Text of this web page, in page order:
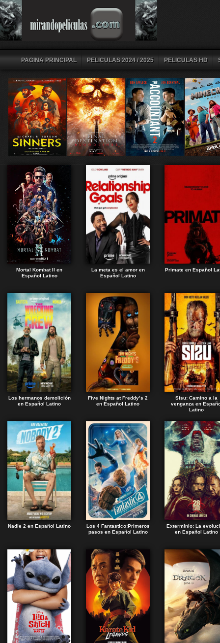
PAGINA PRINCIPAL PELICULAS 2024 / 2025 PELICULAS HD
Mortal Kombat II en
Español Latino
La meta es el amor en
Español Latino
Primate en Español
Los hermanos demolición
en Español Latino
Five Nights at Freddy’s 2
en Español Latino
Sisu: Camino a la
venganza en
Latino
Nadie 2 en Español Latino
Los 4 Fantastico:Primeros
pasos en Español Latino
Exterminio: La
en Español Latino